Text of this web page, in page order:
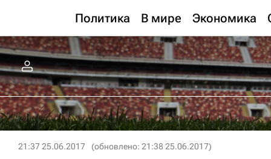
Политика В мире Экономика
21:37 25.06.2017 (обновлено: 21:38 25.06.2017)